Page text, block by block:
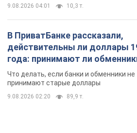
9.08.2026 04:01 10,3 т.
В ПриватБанке рассказали,
действительны ли доллары
года: принимают ли
банки такие купюры
Что делать, если банки и обменники не
принимают старые доллары
9.08.2026 02:20 89,9 т.